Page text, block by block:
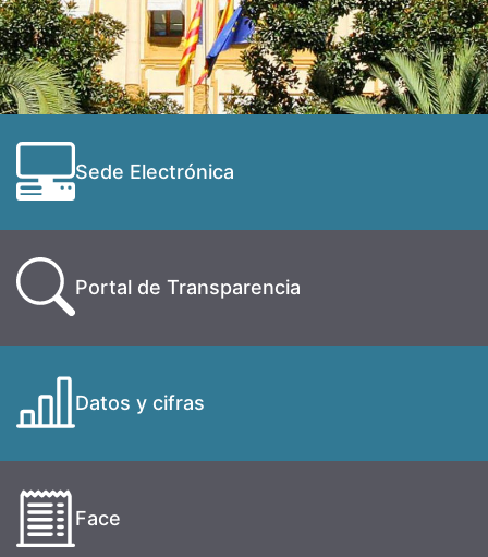
Sede Electrónica
Portal de Transparencia
Datos y cifras
Face